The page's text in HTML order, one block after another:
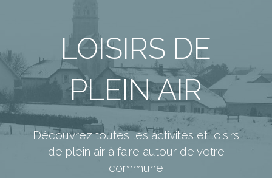
LOISIRS DE
PLEIN AIR
Découvrez toutes les activités et loisirs
de plein air à faire autour de votre
commune